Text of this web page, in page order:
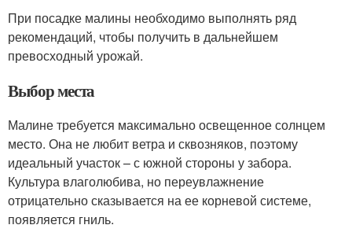
При посадке малины необходимо выполнять ряд
рекомендаций, чтобы получить в дальнейшем
превосходный урожай.
Выбор места
Малине требуется максимально освещенное солнцем
место. Она не любит ветра и сквозняков, поэтому
идеальный участок – с южной стороны у забора.
Культура влаголюбива, но переувлажнение
отрицательно сказывается на ее корневой системе,
появляется гниль.